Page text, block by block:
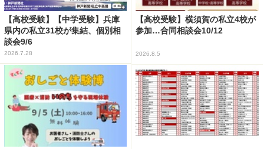
【高校受験】【中学受験】兵庫
県内の私立31校が集結、個別相
談会9/6
2026.7.28
【高校受験】横須賀の私立4校が
参加…合同相談会10/12
2026.8.5